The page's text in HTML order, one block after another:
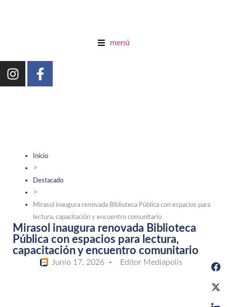
menú
Inicio
>
Destacado
>
Mirasol inaugura renovada Biblioteca Pública con espacios para
lectura, capacitación y encuentro comunitario
Mirasol inaugura renovada Biblioteca
Pública con espacios para lectura,
capacitación y encuentro comunitario
Junio 17, 2026 Editor Mediapolis